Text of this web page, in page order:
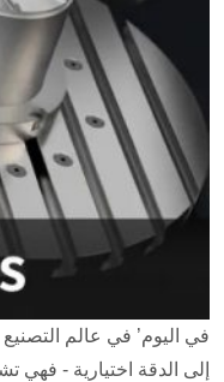
في اليوم’ في عالم
إلى الدقة اختيارية - فهي